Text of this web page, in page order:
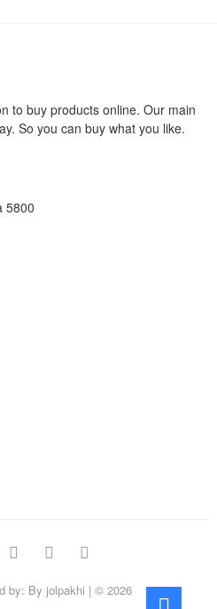
to buy products online. Our main
So you can buy what you like.
5800
pinterestinstagramlinkedin
by: By jolpakhi | © 2026
Go